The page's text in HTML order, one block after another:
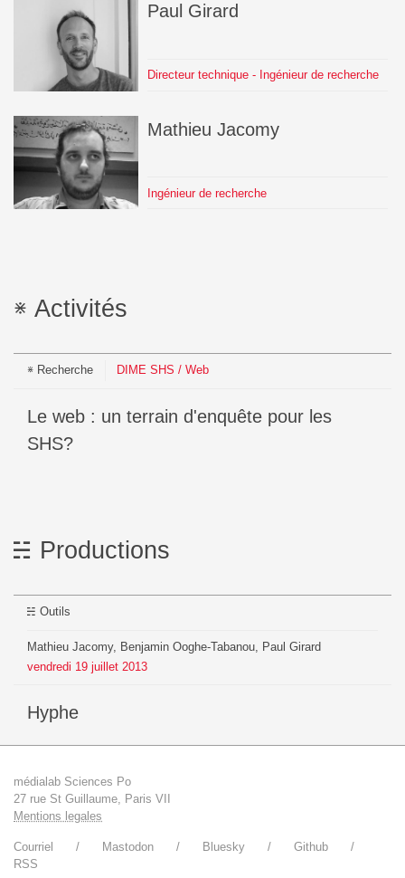
Paul Girard
Directeur technique - Ingénieur de recherche
Mathieu Jacomy
Ingénieur de recherche
Activités
Recherche DIME SHS / Web
Le web : un terrain d'enquête pour les
SHS?
Productions
Outils
Mathieu Jacomy, Benjamin Ooghe-Tabanou, Paul Girard
vendredi 19 juillet 2013
Hyphe
médialab Sciences Po
27 rue St Guillaume, Paris VII
Mentions legales
Courriel Mastodon Bluesky
Github
RSS